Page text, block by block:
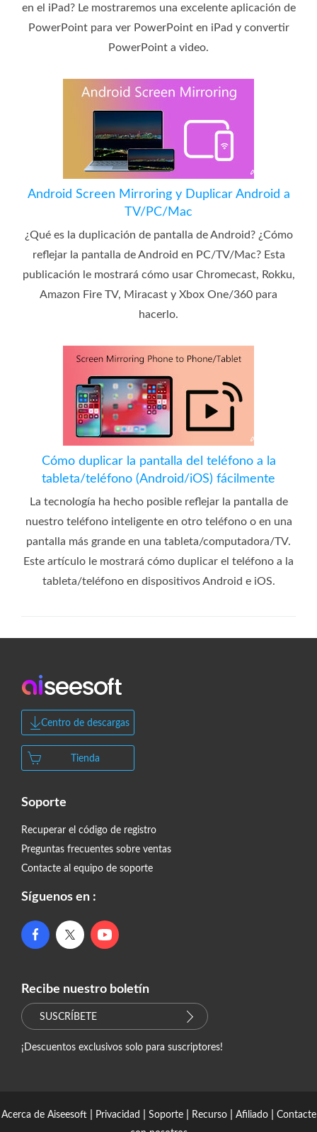
en el iPad? Le mostraremos una excelente aplicación de
PowerPoint para ver PowerPoint en iPad y convertir
PowerPoint a video.
Android Screen Mirroring y Duplicar Android a
TV/PC/Mac
¿Qué es la duplicación de pantalla de Android? ¿Cómo
reflejar la pantalla de Android en PC/TV/Mac? Esta
publicación le mostrará cómo usar Chromecast, Rokku,
Amazon Fire TV, Miracast y Xbox One/360 para
hacerlo.
Cómo duplicar la pantalla del teléfono a la
tableta/teléfono (Android/iOS) fácilmente
La tecnología ha hecho posible reflejar la pantalla de
nuestro teléfono inteligente en otro teléfono o en una
pantalla más grande en una tableta/computadora/TV.
Este artículo le mostrará cómo duplicar el teléfono a la
tableta/teléfono en dispositivos Android e iOS.
Centro de descargas
Tienda
Soporte
Recuperar el código de registro
Preguntas frecuentes sobre ventas
Contacte al equipo de soporte
Síguenos en :
Recibe nuestro boletín
SUSCRÍBETE
¡Descuentos exclusivos solo para suscriptores!
Acerca de Aiseesoft| Privacidad Soporte| Recurso| Afiliado|
Contacte